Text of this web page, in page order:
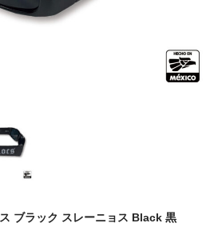
ブラック スレーニョス Black 黒